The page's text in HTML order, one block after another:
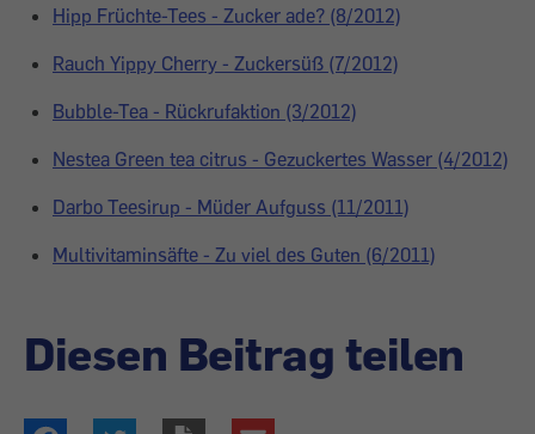
Hipp Früchte-Tees - Zucker ade? (8/2012)
Rauch Yippy Cherry - Zuckersüß (7/2012)
Bubble-Tea - Rückrufaktion (3/2012)
Nestea Green tea citrus - Gezuckertes Wasser (4/2012)
Darbo Teesirup - Müder Aufguss (11/2011)
Multivitaminsäfte - Zu viel des Guten (6/2011)
Diesen Beitrag teilen